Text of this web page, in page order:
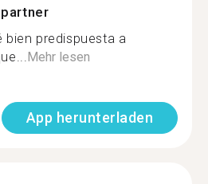
bien predispuesta a
Mehr lesen
App herunterladen